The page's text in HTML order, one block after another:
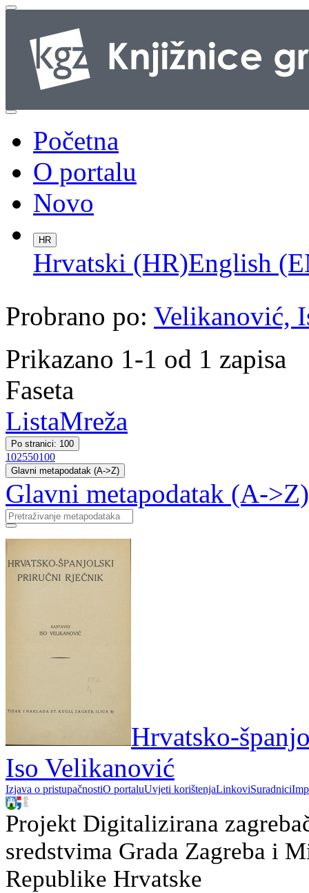
Početna
O portalu
Novo
HR
Hrvatski (HR)English
Probrano po: Velikanović,
Prikazano 1-1 od 1 zapisa
Faseta
ListaMreža
Po stranici: 100
102550100
Glavni metapodatak (A->Z)
Glavni metapodatak (A->Z)
Hrvatsko-
Iso Velikanović
Izjava o pristupačnostiO portaluUvjeti korištenjaLinkoviSuradnici
Projekt Digitalizirana
sredstvima Grada Zagreba i
Republike Hrvatske